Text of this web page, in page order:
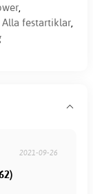
,
Alla festartiklar,
2021-09-26